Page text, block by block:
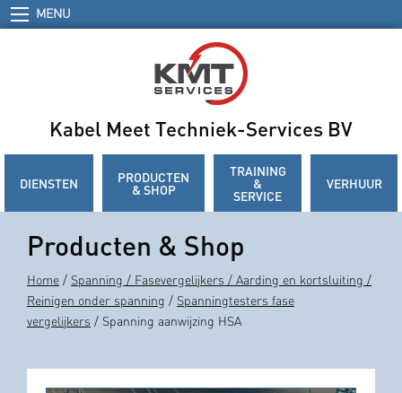
MENU
Kabel Meet Techniek-Services BV
DIENSTEN PRODUCTEN
& SHOP
TRAINING
&
SERVICE
VERHUUR
Producten & Shop
Home / Spanning / Fasevergelijkers / Aarding en kortsluiting /
Reinigen onder spanning / Spanningtesters fase
vergelijkers / Spanning aanwijzing HSA